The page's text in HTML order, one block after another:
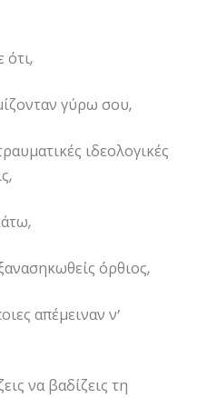
ότι,
γύρω σου,
ιδεολογικές
όρθιος,
απέμειναν ν’
να βαδίζεις τη